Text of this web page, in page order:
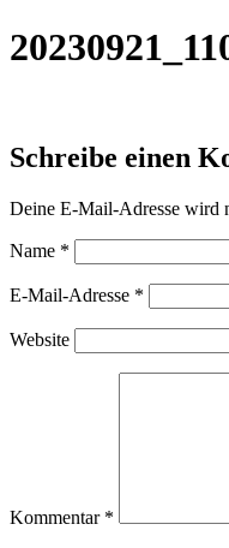
Schreibe einen
Deine E-Mail-Adresse wird
Name *
E-Mail-Adresse *
Website
Kommentar *